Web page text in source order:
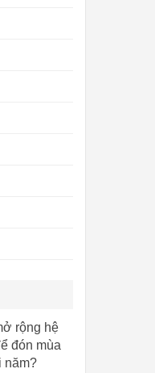
rộng hệ
đón mùa
năm?